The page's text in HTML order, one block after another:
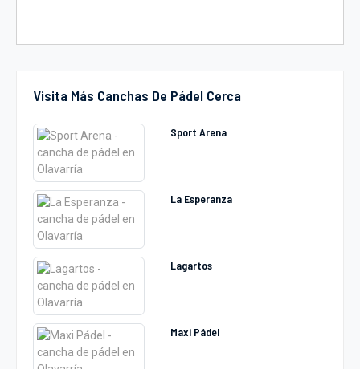
Visita Más Canchas De Pádel Cerca
Sport Arena
La Esperanza
Lagartos
Maxi Pádel